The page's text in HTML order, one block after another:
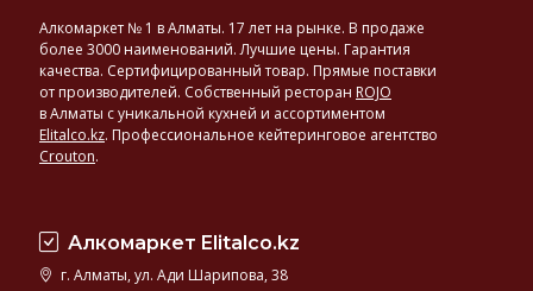
Алкомаркет № 1 в Алматы. 17 лет на рынке. В продаже
более 3000 наименований. Лучшие цены. Гарантия
качества. Сертифицированный товар. Прямые поставки
от производителей. Собственный ресторан ROJO
в Алматы с уникальной кухней и ассортиментом
Elitalco.kz. Профессиональное кейтеринговое агентство
Crouton.
Алкомаркет Elitalco.kz
г. Алматы, ул. Ади Шарипова, 38